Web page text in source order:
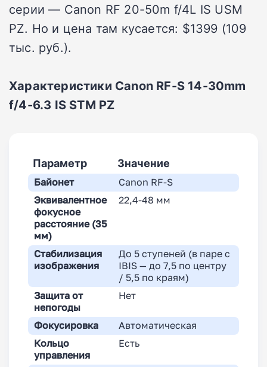
серии — Canon RF 20-50m f/4L IS USM
PZ. Но и цена там кусается: $1399 (109
тыс. руб.).
Характеристики Canon RF-S 14-30mm
f/4-6.3 IS STM PZ
Параметр Значение
Байонет
Canon RF-S
Эквивалентное
фокусное
расстояние (35
мм)
22,4-48 мм
Стабилизация
изображения
До 5 ступеней (в паре с
IBIS — до 7,5 по центру
/ 5,5 по краям)
Защита от
непогоды
Нет
Фокусировка
Автоматическая
Кольцо
управления
Есть